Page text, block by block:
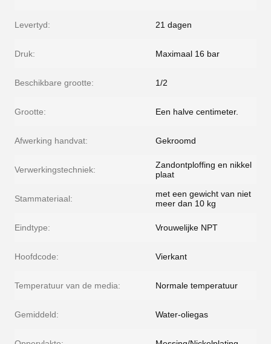
Levertyd: 21 dagen
Druk: Maximaal 16 bar
Beschikbare grootte: 1/2
Grootte: Een halve centimeter.
Afwerking handvat: Gekroomd
Verwerkingstechniek:
Zandontploffing en nikkel
plaat
Stammateriaal:
met een gewicht van niet
meer dan 10 kg
Eindtype: Vrouwelijke NPT
Hoofdcode: Vierkant
Temperatuur van de media: Normale temperatuur
Gemiddeld: Water-oliegas